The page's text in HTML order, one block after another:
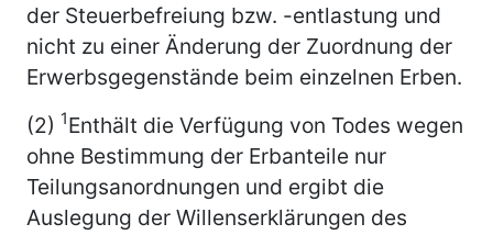
der Steuerbefreiung bzw. -entlastung und
nicht zu einer Änderung der Zuordnung der
Erwerbsgegenstände beim einzelnen Erben.
(2) 1Enthält die Verfügung von Todes wegen
ohne Bestimmung der Erbanteile nur
Teilungsanordnungen und ergibt die
Auslegung der Willenserklärungen des